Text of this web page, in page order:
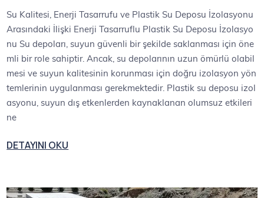
Su Kalitesi, Enerji Tasarrufu ve Plastik Su Deposu İzolasyonu
Arasındaki İlişki Enerji Tasarruflu Plastik Su Deposu İzolasyo
nu Su depoları, suyun güvenli bir şekilde saklanması için öne
mli bir role sahiptir. Ancak, su depolarının uzun ömürlü olabil
mesi ve suyun kalitesinin korunması için doğru izolasyon yön
temlerinin uygulanması gerekmektedir. Plastik su deposu izol
asyonu, suyun dış etkenlerden kaynaklanan olumsuz etkileri
ne
DETAYINI OKU